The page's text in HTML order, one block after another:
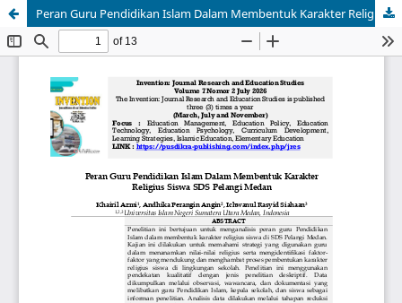
Peran Guru Pendidikan Islam Dalam Membentuk Karakter Religius Siswa SDS Pelangi Medan